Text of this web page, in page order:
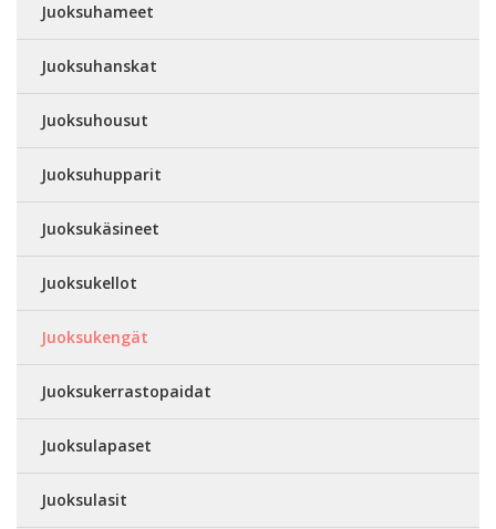
Juoksuhameet
Juoksuhanskat
Juoksuhousut
Juoksuhupparit
Juoksukäsineet
Juoksukellot
Juoksukengät
Juoksukerrastopaidat
Juoksulapaset
Juoksulasit